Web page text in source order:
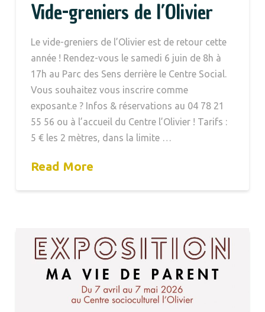
Vide-greniers de l’Olivier
Le vide-greniers de l’Olivier est de retour cette
année ! Rendez-vous le samedi 6 juin de 8h à
17h au Parc des Sens derrière le Centre Social.
Vous souhaitez vous inscrire comme
exposant.e ? Infos & réservations au 04 78 21
55 56 ou à l’accueil du Centre l’Olivier ! Tarifs :
5 € les 2 mètres, dans la limite …
Read More